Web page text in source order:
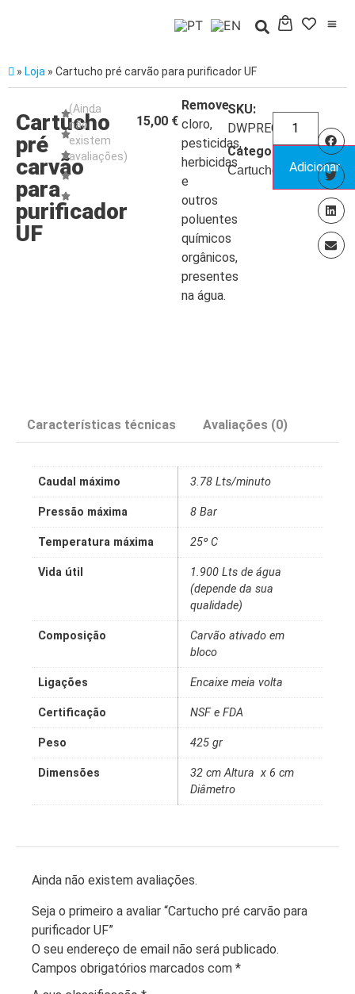
» Loja » Cartucho pré carvão para purificador UF
Cartucho
pré
carvão
para
purificador
UF
(Ainda
não
existem
avaliações)
15,00 €
Remove
cloro,
pesticidas,
herbicidas
e
outros
poluentes
químicos
orgânicos,
presentes
na água.
SKU:
DWPRECF
Categoria:
Cartuchos Adicionar
Características técnicas Avaliações (0)
Caudal máximo 3.78 Lts/minuto
Pressão máxima 8 Bar
Temperatura máxima 25º C
Vida útil
1.900 Lts de água
(depende da sua
qualidade)
Composição
Carvão ativado em
bloco
Ligações Encaixe meia volta
Certificação NSF e FDA
Peso 425 gr
Dimensões
32 cm Altura x 6 cm
Diâmetro
Ainda não existem avaliações.
Seja o primeiro a avaliar “Cartucho pré carvão para
purificador UF”
O seu endereço de email não será publicado.
Campos obrigatórios marcados com *